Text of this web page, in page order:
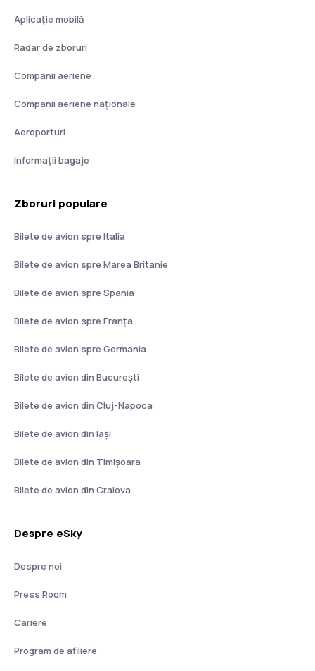
Aplicație mobilă
Radar de zboruri
Companii aeriene
Companii aeriene naţionale
Aeroporturi
Informații bagaje
Zboruri populare
Bilete de avion spre Italia
Bilete de avion spre Marea Britanie
Bilete de avion spre Spania
Bilete de avion spre Franţa
Bilete de avion spre Germania
Bilete de avion din București
Bilete de avion din Cluj-Napoca
Bilete de avion din Iași
Bilete de avion din Timișoara
Bilete de avion din Craiova
Despre eSky
Despre noi
Press Room
Cariere
Program de afiliere